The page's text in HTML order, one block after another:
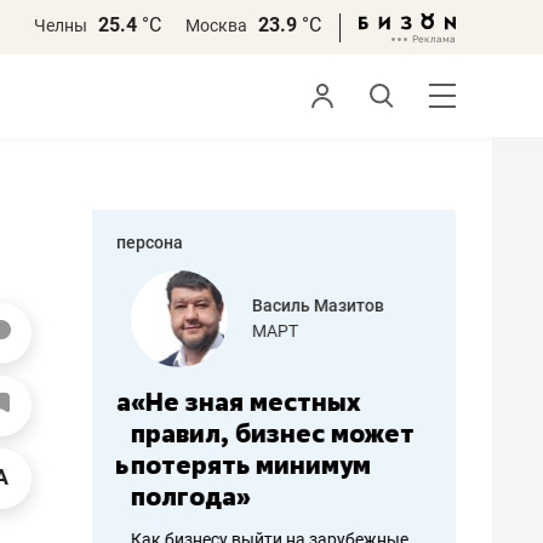
Челны 25.4 °С Москва 23.9 °С
персона
работа
Василь Мазитов
МАРТ
«Не зная местных
правил, бизнес может
потерять минимум
полгода»